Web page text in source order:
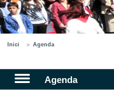
Inici Agenda
Agenda